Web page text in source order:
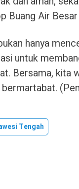
Buang Air
hanya
untuk
Bersama, kita
bermartabat.
Tengah